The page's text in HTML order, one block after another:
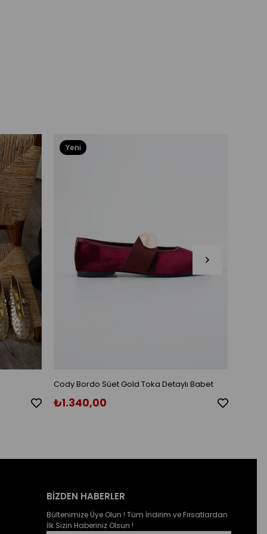
Cody Bordo Süet Gold Toka Detaylı Babet
₺1.340,00
Yeni
BİZDEN HABERLER
Bültenimize Üye Olun ! Tüm İndirim ve Fırsatlardan
İlk Sizin Haberiniz Olsun !